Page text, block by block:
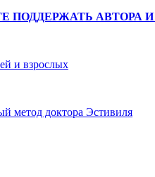
ПОДДЕРЖАТЬ АВТОРА
и взрослых
метод доктора Эстивиля